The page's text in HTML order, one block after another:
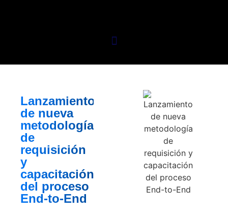
Lanzamiento
de nueva
metodología
de
requisición
y
capacitación
del proceso
End-to-End